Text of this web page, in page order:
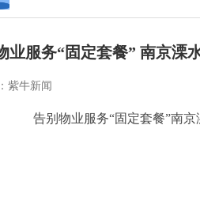
业服务“固定套餐” 南京溧
紫牛新闻
告别物业服务“固定套餐”南